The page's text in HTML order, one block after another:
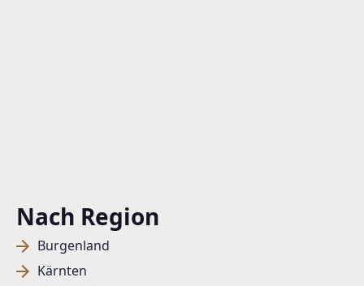
Nach Region
Burgenland
Kärnten